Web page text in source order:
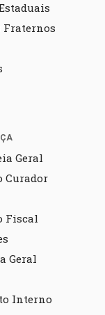
Fraternos
Geral
Curador
Fiscal
Geral
Interno